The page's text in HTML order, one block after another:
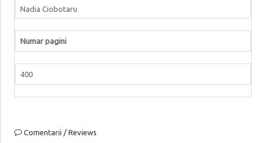
Nadia Ciobotaru
Numar pagini
400
Comentarii / Reviews